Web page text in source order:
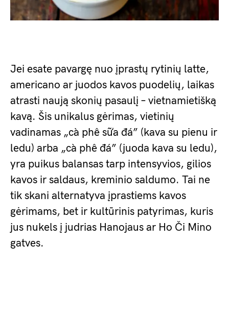
Jei esate pavargę nuo įprastų rytinių latte,
americano ar juodos kavos puodelių, laikas
atrasti naują skonių pasaulį – vietnamietišką
kavą. Šis unikalus gėrimas, vietinių
vadinamas „cà phê sữa đá” (kava su pienu ir
ledu) arba „cà phê đá” (juoda kava su ledu),
yra puikus balansas tarp intensyvios, gilios
kavos ir saldaus, kreminio saldumo. Tai ne
tik skani alternatyva įprastiems kavos
gėrimams, bet ir kultūrinis patyrimas, kuris
jus nukels į judrias Hanojaus ar Ho Či Mino
gatves.